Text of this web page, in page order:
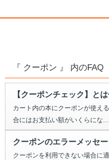
『 クーポン 』 内のFAQ
【クーポンチェック】とは
カート内の本にクーポンが使え
合にはお支払い額がいくらにな...
クーポンのエラーメッセ
クーポンを利用できない場合に